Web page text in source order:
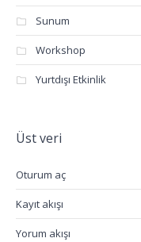
Sunum
Workshop
Yurtdışı Etkinlik
Üst veri
Oturum aç
Kayıt akışı
Yorum akışı